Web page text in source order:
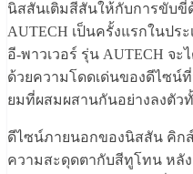
นิสสันเติมสีสันให้กับการขับขี่
AUTECH เป็นครั้งแรกในป
อี-พาวเวอร์ รุ่น AUTECH จ
ด้วยความโดดเด่นของดีไซน์
ยมที่ผสมผสานกันอย่างลงตัว
ดีไซน์ภายนอกของนิสสัน คิกส์
ความสะดุดตากับสีทูโทน หลั